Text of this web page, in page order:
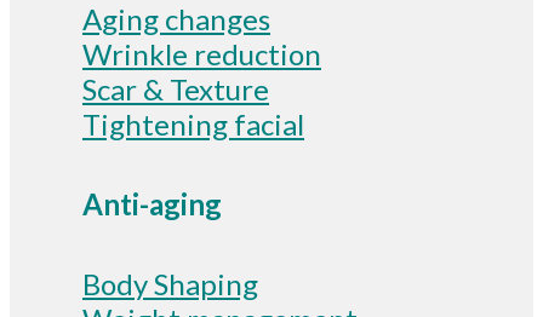
Aging changes
Wrinkle reduction
Scar & Texture
Tightening facial
Anti-aging
Body Shaping